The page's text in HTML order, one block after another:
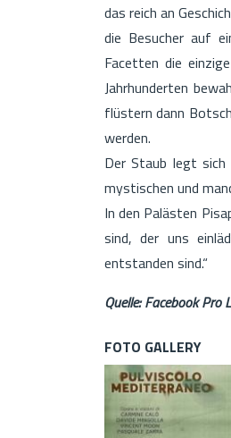
das reich an
die Besucher auf
Facetten die
Jahrhunderten
flüstern dann
werden.
Der Staub legt
mystischen und
In den Palästen
sind, der uns
entstanden sind.“
Quelle: Facebook Pro
FOTO GALLERY